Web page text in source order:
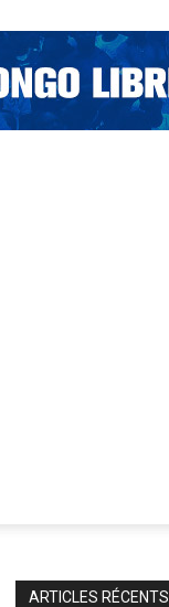
ARTICLES RÉCENTS